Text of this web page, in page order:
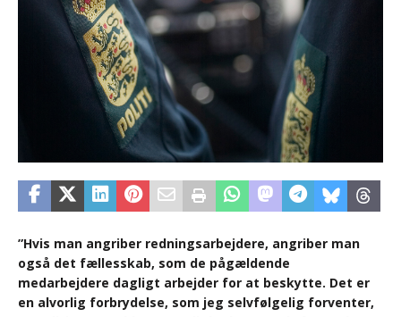
”Hvis man angriber redningsarbejdere, angriber man
også det fællesskab, som de pågældende
medarbejdere dagligt arbejder for at beskytte. Det er
en alvorlig forbrydelse, som jeg selvfølgelig forventer,